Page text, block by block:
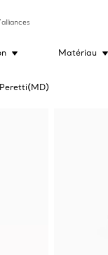
Matériau